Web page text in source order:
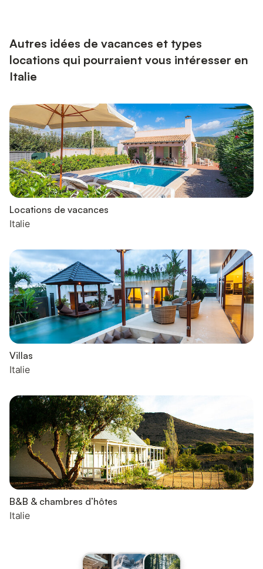
Autres idées de vacances et types
locations qui pourraient vous intéresser en
Italie
Locations de vacances
Italie
Villas
Italie
B&B & chambres d’hôtes
Italie